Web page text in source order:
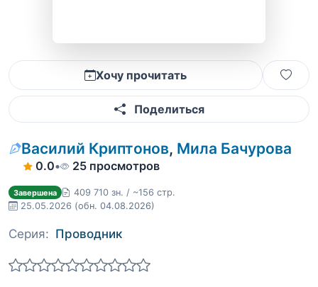
Хочу прочитать
Поделиться
Василий Криптонов, Мила Бачурова
0.0• 25 просмотров
Завершена
409 710 зн. / ~156 стр.
25.05.2026 (обн. 04.08.2026)
Серия: Проводник